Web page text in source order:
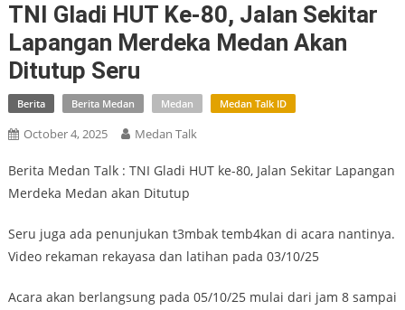
TNI Gladi HUT Ke-80, Jalan Sekitar
Lapangan Merdeka Medan Akan
Ditutup Seru
Berita Berita Medan Medan Medan Talk ID
October 4, 2025 Medan Talk
Berita Medan Talk : TNI Gladi HUT ke-80, Jalan Sekitar Lapangan
Merdeka Medan akan Ditutup
Seru juga ada penunjukan t3mbak temb4kan di acara nantinya.
Video rekaman rekayasa dan latihan pada 03/10/25
Acara akan berlangsung pada 05/10/25 mulai dari jam 8 sampai